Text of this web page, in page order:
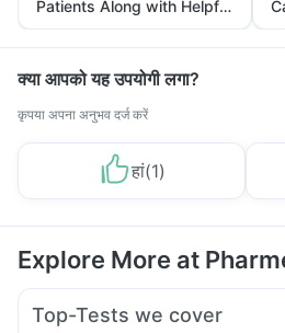
Patients Along with Helpful
Tips
क्या आपको यह उपयोगी लगा?
कृपया अपना अनुभव दर्ज करें
हां(1)
Explore More at
Top-Tests we cover